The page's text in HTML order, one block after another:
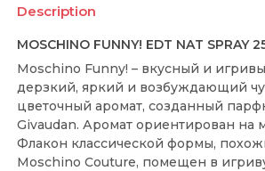
Description
MOSCHINO FUNNY! EDT NAT SPRAY
Moschino Funny! – вкусный и
дерзкий, яркий и возбуждающий
цветочный аромат, созданный
Givaudan. Аромат ориентирован
Флакон классической формы,
Moschino Couture, помещен в